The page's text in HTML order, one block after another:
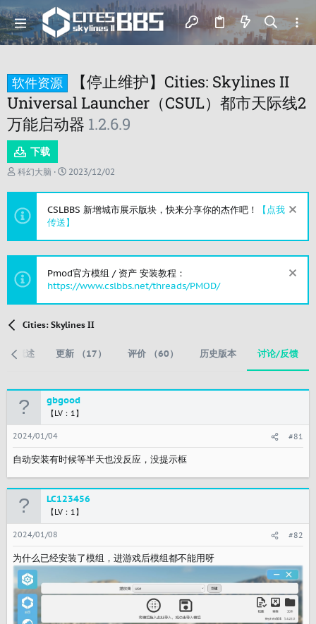
软件资源
【停止维护】Cities: Skylines II
Universal Launcher（CSUL）都市天际线2
万能启动器 1.2.6.9
下载
主
发
人
科幻大脑
开
时
间
2023/12/02
CSLBBS 新增城市展示版块，快来分享你的杰作吧！
【点我
传送】
Pmod官方模组 / 资产 安装教程：
https://www.cslbbs.net/threads/PMOD/
Cities: Skylines II
概述 更新 （17） 评价 （60） 历史版本 讨论/反馈
gbgood
【LV：1】
2024/01/04 #81
自动安装有时候等半天也没反应，没提示框
LC123456
【LV：1】
2024/01/08 #82
为什么已经安装了模组，进游戏后模组都不能用呀